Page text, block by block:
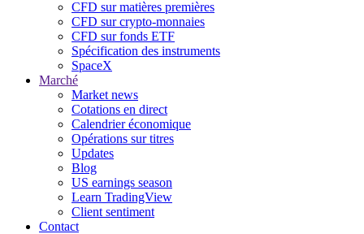
CFD sur matières premières
CFD sur crypto-monnaies
CFD sur fonds ETF
Spécification des instruments
SpaceX
Marché
Market news
Cotations en direct
Calendrier économique
Opérations sur titres
Updates
Blog
US earnings season
Learn TradingView
Client sentiment
Contact